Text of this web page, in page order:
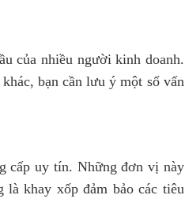
của nhiều người kinh doanh.
bạn cần lưu ý một số vấn
cấp uy tín. Những đơn vị này
khay xốp đảm bảo các tiêu